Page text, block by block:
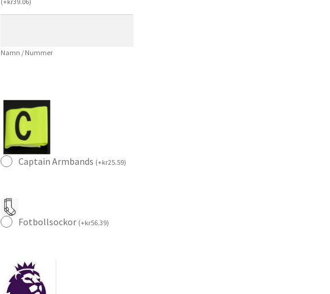
Nelson
(+
mängd
Namn / Nummer
Captain Armbands (+kr25.59)
Fotbollsockor (+kr56.39)